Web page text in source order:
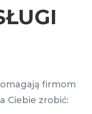
firmom
Ciebie zrobić: